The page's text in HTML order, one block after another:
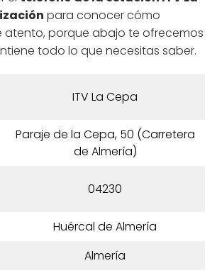
para conocer cómo
atento, porque abajo te ofrecemos
todo lo que necesitas saber.
ITV La Cepa
Paraje de la Cepa, 50 (Carretera
de Almería)
04230
Huércal de Almería
Almería